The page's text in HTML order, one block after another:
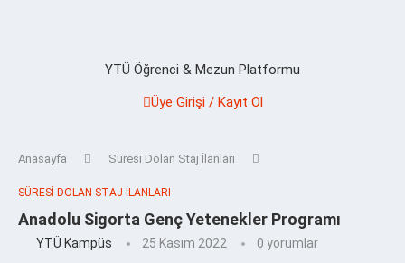
YTÜ Öğrenci & Mezun Platformu
Üye Girişi / Kayıt Ol
Anasayfa Süresi Dolan Staj İlanları
SÜRESI DOLAN STAJ İLANLARI
Anadolu Sigorta Genç Yetenekler Programı
YTÜ Kampüs 25 Kasım 2022 0 yorumlar